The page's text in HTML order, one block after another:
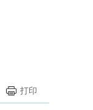
打印